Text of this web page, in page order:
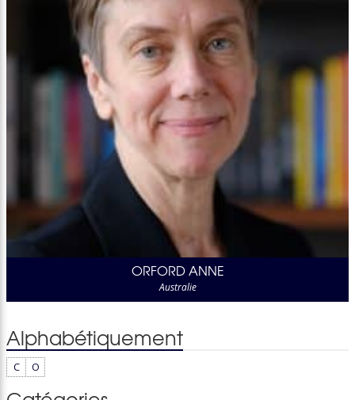
ORFORD ANNE
Australie
Alphabétiquement
C O